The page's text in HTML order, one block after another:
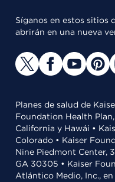
Síganos en estos sitios
abrirán en una nueva
Planes de salud de
Foundation Health
California y Hawái •
Colorado • Kaiser
Nine Piedmont Center,
GA 30305 • Kaiser
Atlántico Medio, Inc.,